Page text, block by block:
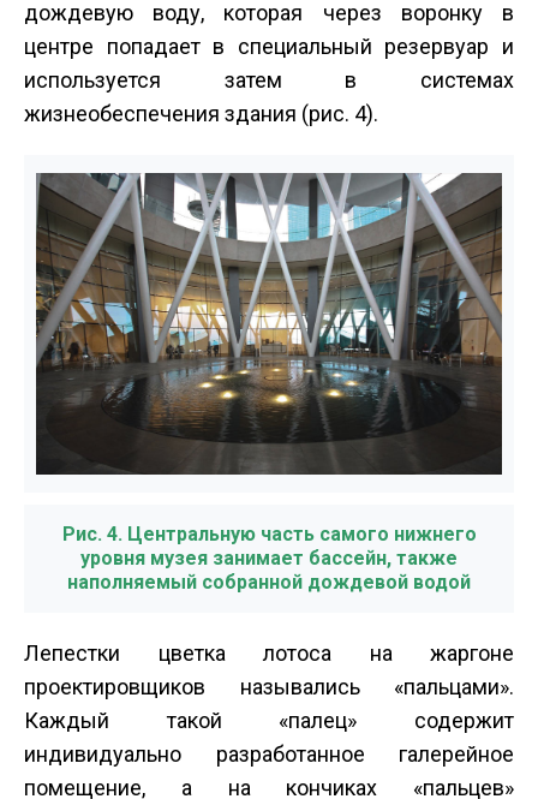
дождевую воду, которая через воронку в
центре попадает в специальный резервуар и
используется затем в системах
жизнеобеспечения здания (рис. 4).
Рис. 4. Центральную часть самого нижнего
уровня музея занимает бассейн, также
наполняемый собранной дождевой водой
Лепестки цветка лотоса на жаргоне
проектировщиков назывались «пальцами».
Каждый такой «палец» содержит
индивидуально разработанное галерейное
помещение, а на кончиках «пальцев»